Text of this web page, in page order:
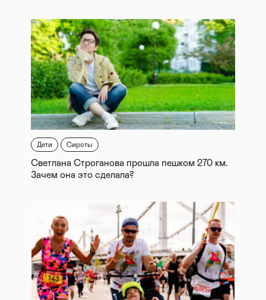
Дети Сироты
Светлана Строганова прошла пешком 270 км.
Зачем она это сделала?